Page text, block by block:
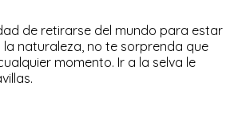
de retirarse del mundo para estar
naturaleza, no te sorprenda que
momento. Ir a la selva le